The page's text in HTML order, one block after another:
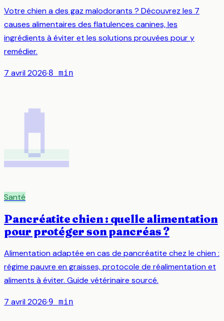
Votre chien a des gaz malodorants ? Découvrez les 7
causes alimentaires des flatulences canines, les
ingrédients à éviter et les solutions prouvées pour y
remédier.
7 avril 2026·8 min
💊
Santé
Pancréatite chien : quelle alimentation
pour protéger son pancréas ?
Alimentation adaptée en cas de pancréatite chez le chien :
régime pauvre en graisses, protocole de réalimentation et
aliments à éviter. Guide vétérinaire sourcé.
7 avril 2026·9 min